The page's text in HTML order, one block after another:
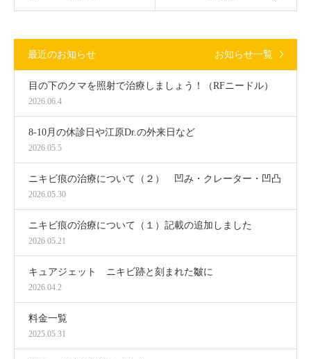
最近のお知らせ お知らせ一覧
目の下のクマを照射で治療しましょう！（RFニードル）
2026.06.4
8-10月の休診日や江原Dr.の外来日など
2026.05.5
ニキビ痕の治療について（２） 凹み・クレーター・凹凸
2026.05.30
ニキビ痕の治療について（１）記載の追加しました
2026.05.21
キュアジェット ニキビ跡と刻まれた皺に
2026.04.2
料金一覧
2025.05.31